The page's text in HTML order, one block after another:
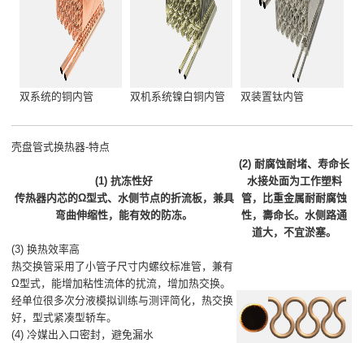
双系统的铜内管 双机系统镍白铜内管 双装置钛内管
壳盘管式换热器-特点
(1) 抗冻性好
传热器内芯的Ω型式、水侧节点的折流板，兼具
弯曲伸缩性，能有效的防冻。
(2) 耐腐蚀耐堵、寿命长
水接处面为工作塑料
管，比重金属耐耐腐蚀
性，壽命长。水侧路通
道大，不宜淤塞。
(3) 换热效率高
热交换管采用了小管子尺寸内螺纹标准管，兼有
Ω型式，能增加粘性流体的扰流，增加热交换。
经单位很多次分液模拟训练与测评简化，热交换
好，型式紧凑型轿车。
(4) 冷媒出入口密封，避免漏水